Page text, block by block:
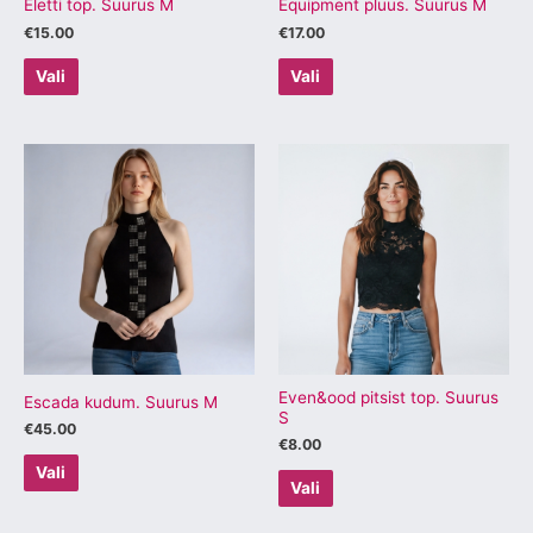
Eletti top. Suurus M
€15.00
Vali
Equipment pluus. Suurus M
€17.00
Vali
Escada kudum. Suurus M
€45.00
Vali
tootel
mitu
varianti.
Valikuid
saab
teha
tootelehel.
Even&ood pitsist top. Suurus
S
€8.00
Vali
tootel
mitu
varianti.
Valikuid
saab
teha
tootelehel.